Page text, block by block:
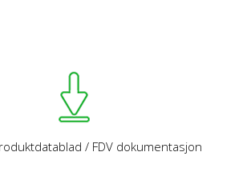
/ FDV dokumentasjon